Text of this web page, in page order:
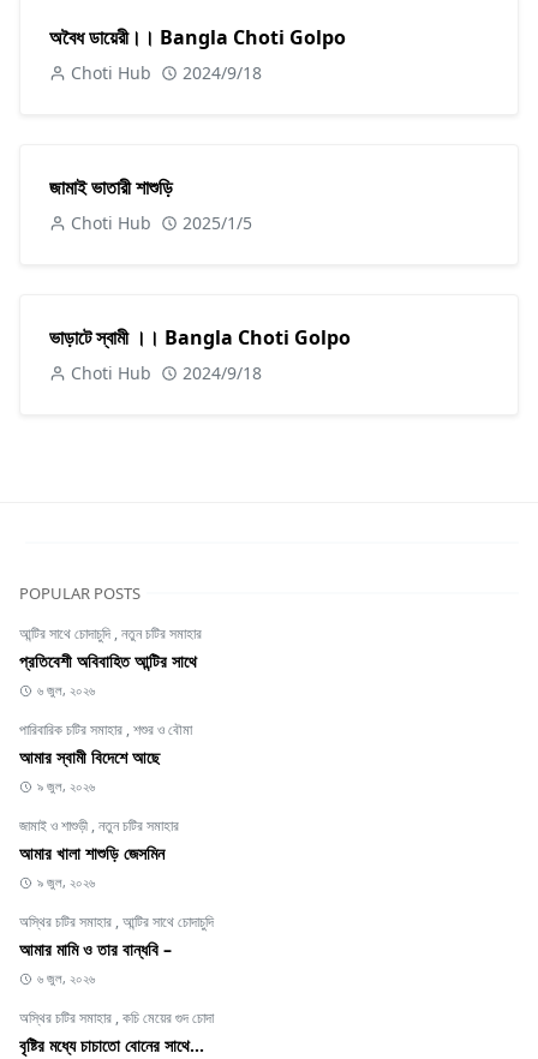
অবৈধ ডায়েরী।। Bangla Choti Golpo
Choti Hub 2024/9/18
জামাই ভাতারী শাশুড়ি
Choti Hub 2025/1/5
ভাড়াটে স্বামী ।। Bangla Choti Golpo
Choti Hub 2024/9/18
POPULAR POSTS
আন্টির সাথে চোদাচুদি ,নতুন চটির সমাহার
প্রতিবেশী অবিবাহিত আন্টির সাথে
৬ জুল, ২০২৬
পারিবারিক চটির সমাহার ,শশুর ও বৌমা
আমার স্বামী বিদেশে আছে
৯ জুল, ২০২৬
জামাই ও শাশুড়ী ,নতুন চটির সমাহার
আমার খালা শাশুড়ি জেসমিন
৯ জুল, ২০২৬
অস্থির চটির সমাহার ,আন্টির সাথে চোদাচুদি
আমার মামি ও তার বান্ধবি –
৬ জুল, ২০২৬
অস্থির চটির সমাহার ,কচি মেয়ের গুদ চোদা
বৃষ্টির মধ্যে চাচাতো বোনের সাথে...